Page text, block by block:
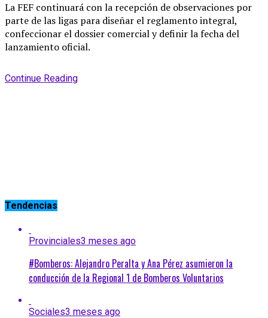
La FEF continuará con la recepción de observaciones por
parte de las ligas para diseñar el reglamento integral,
confeccionar el dossier comercial y definir la fecha del
lanzamiento oficial.
Continue Reading
Tendencias
Provinciales3 meses ago
#Bomberos: Alejandro Peralta y Ana Pérez asumieron la
conducción de la Regional 1 de Bomberos Voluntarios
Sociales3 meses ago